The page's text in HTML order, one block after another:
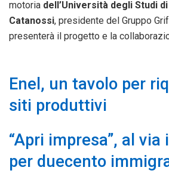
motoria dell’Università degli Studi
Catanossi, presidente del Gruppo
presenterà il progetto e la
Enel, un tavolo per
siti produttivi
“Apri impresa”, al
per duecento